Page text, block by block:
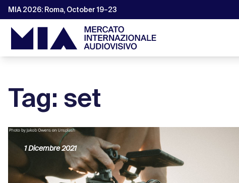
MIA 2026: Roma, October 19–23
Tag: set
1 Dicembre 2021